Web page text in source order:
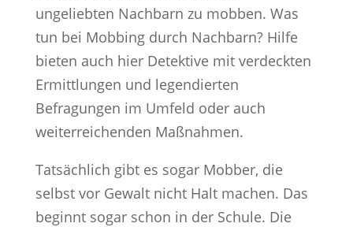
ungeliebten Nachbarn zu mobben. Was
tun bei Mobbing durch Nachbarn? Hilfe
bieten auch hier Detektive mit verdeckten
Ermittlungen und legendierten
Befragungen im Umfeld oder auch
weiterreichenden Maßnahmen.
Tatsächlich gibt es sogar Mobber, die
selbst vor Gewalt nicht Halt machen. Das
beginnt sogar schon in der Schule. Die